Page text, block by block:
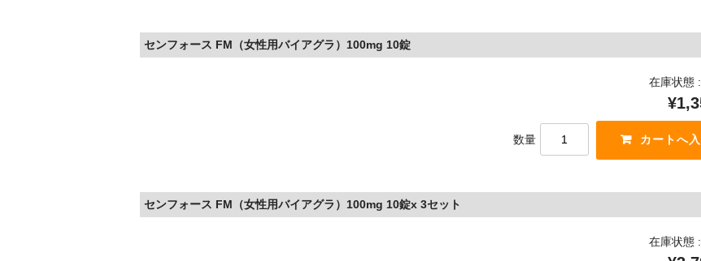
センフォース FM（女性用バイアグラ）100mg 10錠
在庫状態
数量
センフォース FM（女性用バイアグラ）100mg 10錠x 3セット
在庫状態